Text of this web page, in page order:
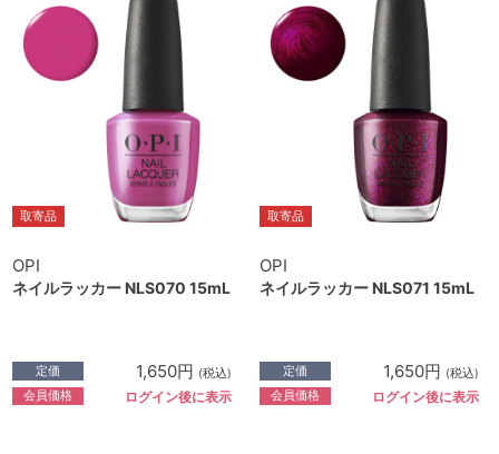
取寄品
OPI
ネイルラッカー NLS070 15mL
定価 1,650円 (税込)
会員価格 ログイン後に表示
取寄品
OPI
ネイルラッカー NLS071 15mL
定価 1,650円 (税込)
会員価格 ログイン後に表示